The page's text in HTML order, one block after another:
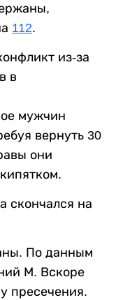
112.
из-за
в
мужчин
вернуть 30
они
скончался на
По данным
М. Вскоре
пресечения.